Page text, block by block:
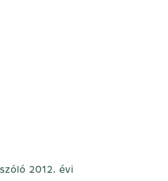
2012. évi